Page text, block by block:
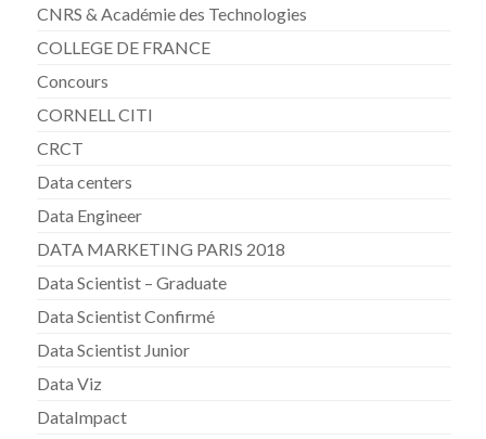
CNRS & Académie des Technologies
COLLEGE DE FRANCE
Concours
CORNELL CITI
CRCT
Data centers
Data Engineer
DATA MARKETING PARIS 2018
Data Scientist – Graduate
Data Scientist Confirmé
Data Scientist Junior
Data Viz
DataImpact